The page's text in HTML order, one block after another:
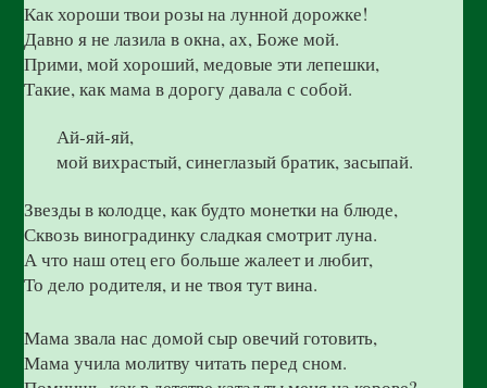
Как хороши твои розы на лунной дорожке!
Давно я не лазила в окна, ах, Боже мой.
Прими, мой хороший, медовые эти лепешки,
Такие, как мама в дорогу давала с собой.
Ай-яй-яй,
мой вихрастый, синеглазый братик, засыпай.
Звезды в колодце, как будто монетки на блюде,
Сквозь виноградинку сладкая смотрит луна.
А что наш отец его больше жалеет и любит,
То дело родителя, и не твоя тут вина.
Мама звала нас домой сыр овечий готовить,
Мама учила молитву читать перед сном.